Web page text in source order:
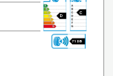
D
C
71 DB